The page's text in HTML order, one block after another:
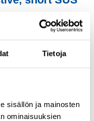
Tietoja
sisällön ja mainosten
ominaisuuksien
IO-Link COM3
käyttääksesi